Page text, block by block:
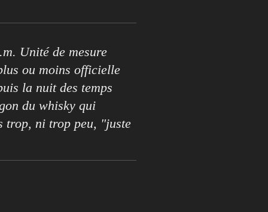
Unité de mesure
ou moins officielle
la nuit des temps
du whisky qui
trop, ni trop peu, "juste